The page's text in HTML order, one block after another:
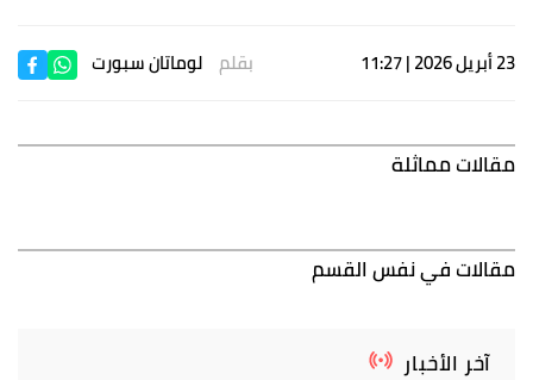
23 أبريل 2026 | 11:27 بقلم لوماتان سبورت
مقالات مماثلة
مقالات في نفس القسم
آخر الأخبار